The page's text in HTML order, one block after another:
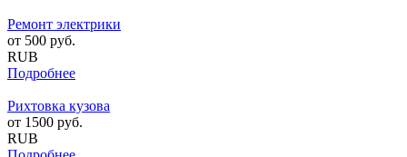
Ремонт электрики
от 500 руб.
RUB
Подробнее
Рихтовка кузова
от 1500 руб.
RUB